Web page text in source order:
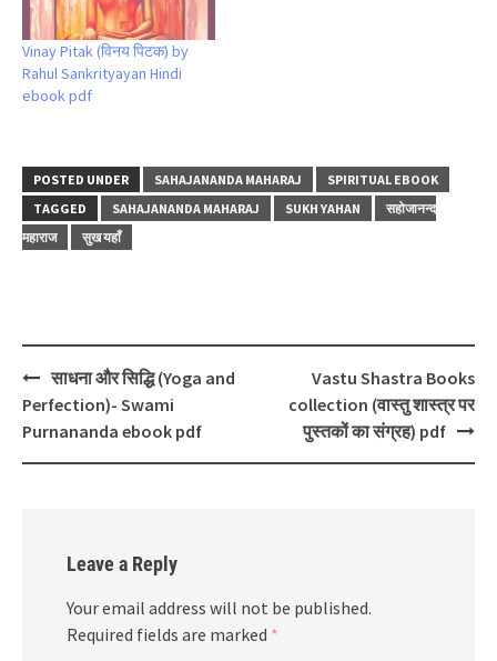
Vinay Pitak (विनय पिटक) by
Rahul Sankrityayan Hindi
ebook pdf
POSTED UNDER SAHAJANANDA MAHARAJ
SPIRITUAL EBOOK
TAGGED
SAHAJANANDA MAHARAJ SUKH YAHAN
सहोजानन्द
महाराज
सुख यहाँ
Post
navigation
साधना और सिद्धि (Yoga and
Perfection)- Swami
Purnananda ebook pdf
Vastu Shastra Books
collection (वास्तु शास्त्र पर
पुस्तकों का संग्रह) pdf
Leave a Reply
Your email address will not be published.
Required fields are marked *